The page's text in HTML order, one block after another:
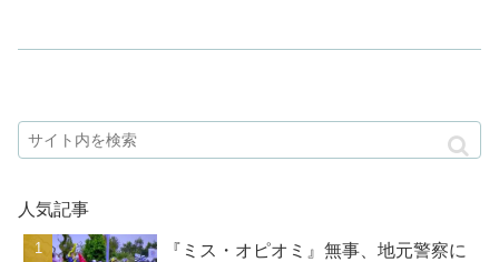
人気記事
『ミス・オピオミ』無事、地元警察に